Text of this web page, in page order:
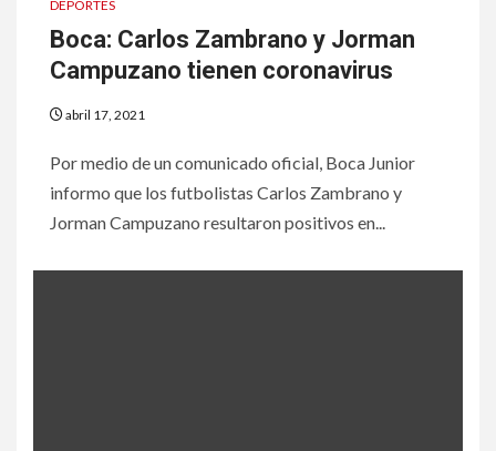
DEPORTES
Boca: Carlos Zambrano y Jorman
Campuzano tienen coronavirus
abril 17, 2021
Por medio de un comunicado oficial, Boca Junior
informo que los futbolistas Carlos Zambrano y
Jorman Campuzano resultaron positivos en...